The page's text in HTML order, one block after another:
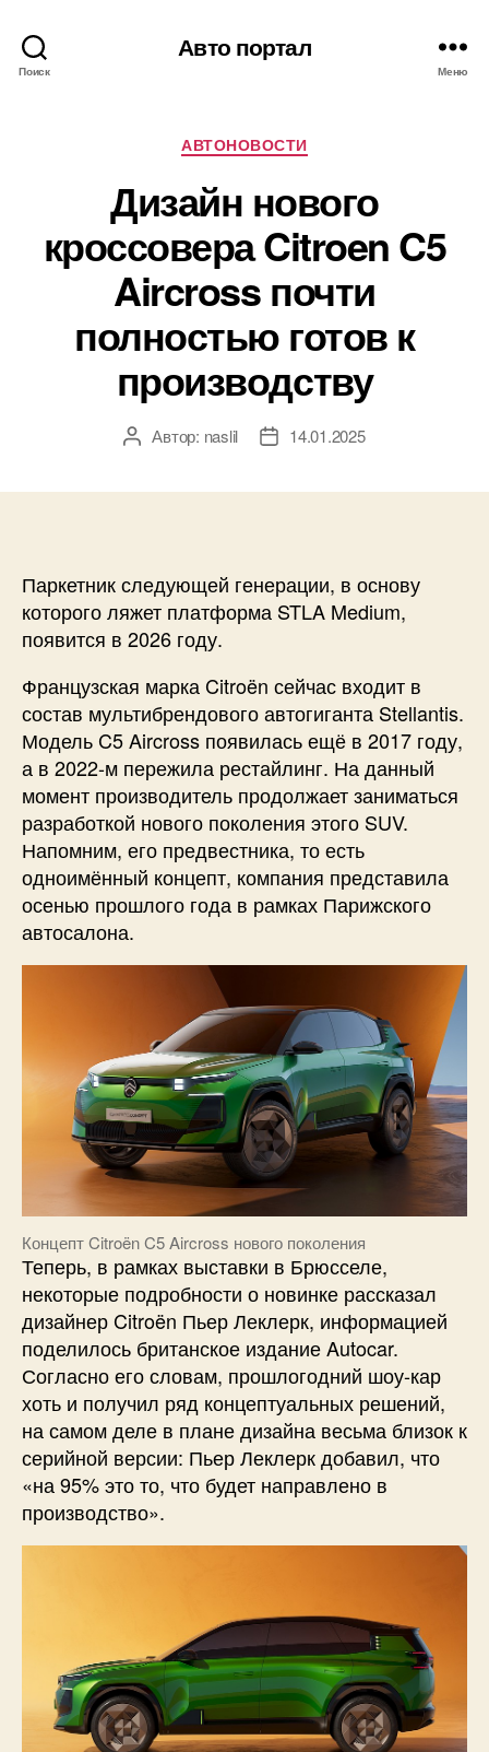
Поиск
Авто портал
Меню
Рубрики
АВТОНОВОСТИ
Дизайн нового
кроссовера Citroen C5
Aircross почти
полностью готов к
производству
АвторАвтор: naslil
Дата14.01.2025
Паркетник следующей генерации, в основу
которого ляжет платформа STLA Medium,
появится в 2026 году.
Французская марка Citroën сейчас входит в
состав мультибрендового автогиганта Stellantis.
Модель C5 Aircross появилась ещё в 2017 году,
а в 2022-м пережила рестайлинг. На данный
момент производитель продолжает заниматься
разработкой нового поколения этого SUV.
Напомним, его предвестника, то есть
одноимённый концепт, компания представила
осенью прошлого года в рамках Парижского
автосалона.
Концепт Citroën C5 Aircross нового поколения
Теперь, в рамках выставки в Брюсселе,
некоторые подробности о новинке рассказал
дизайнер Citroën Пьер Леклерк, информацией
поделилось британское издание Autocar.
Согласно его словам, прошлогодний шоу-кар
хоть и получил ряд концептуальных решений,
на самом деле в плане дизайна весьма близок к
серийной версии: Пьер Леклерк добавил, что
«на 95% это то, что будет направлено в
производство».